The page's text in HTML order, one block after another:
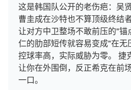
这是韩国队公开的老伤疤：吴
曹圭成在沙特也不算顶级终结
让对方中卫整场不敢前压的"锚
仁的肋部短传就容易变成"在无
控球率高，实际威胁为零。 捷
让你在外围倒，反正希克在前
一口。